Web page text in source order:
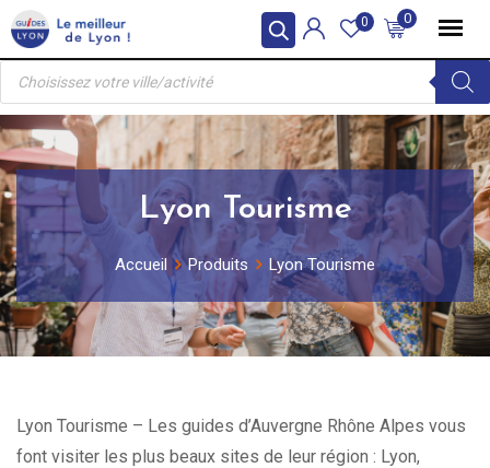
Skip
to
content
0
0
Recherche
produits
Lyon Tourisme
Accueil Produits Lyon Tourisme
Lyon Tourisme – Les guides d’Auvergne Rhône Alpes vous
font visiter les plus beaux sites de leur région : Lyon,